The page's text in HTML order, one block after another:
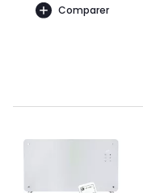
Comparer